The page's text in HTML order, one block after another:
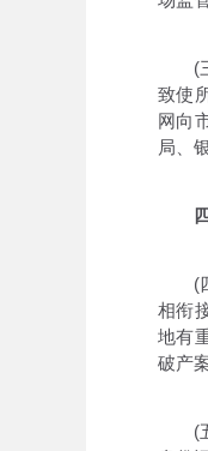
(三)
致使
网向
局、
(四)
相衔
地有
破产
(五)